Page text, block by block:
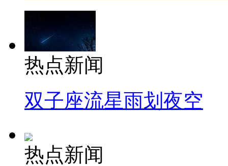
热点新闻
双子座流星雨划夜空
热点新闻